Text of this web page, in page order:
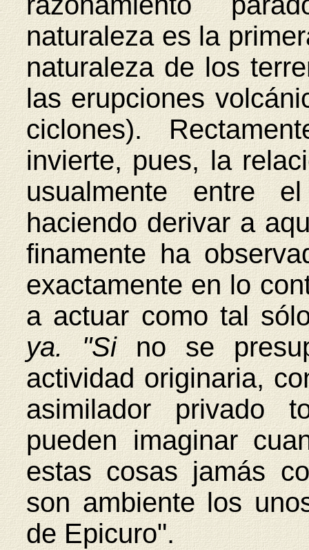
naturaleza es la
naturaleza de los
las erupciones
ciclones).
invierte, pues, la
usualmente entre
haciendo derivar a
finamente ha
exactamente en lo
a actuar como tal
ya. "Si no se
actividad originaria,
asimilador privado
pueden imaginar
estas cosas jamás
son ambiente los
de Epicuro".